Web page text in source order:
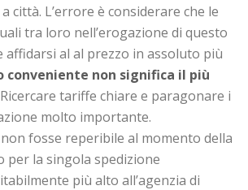
città. L’errore è considerare che le
tra loro nell’erogazione di questo
affidarsi al al prezzo in assoluto più
conveniente non significa il più
tariffe chiare e paragonare i
molto importante.
fosse reperibile al momento della
per la singola spedizione
più alto all’agenzia di